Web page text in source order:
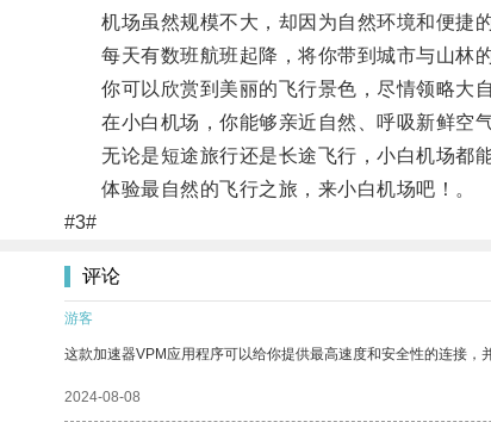
机场虽然规模不大，却因为自然环境和便捷的
每天有数班航班起降，将你带到城市与山林的
你可以欣赏到美丽的飞行景色，尽情领略大自
在小白机场，你能够亲近自然、呼吸新鲜空气
无论是短途旅行还是长途飞行，小白机场都能
体验最自然的飞行之旅，来小白机场吧！。
#3#
评论
游客
这款加速器VPM应用程序可以给你提供最高速度和安全性的连接，
2024-08-08